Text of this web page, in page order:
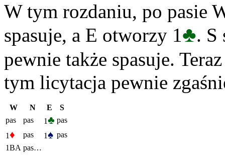
W tym rozdaniu, po pasie
spasuje, a E otworzy 1♣. S
pewnie także spasuje.
tym licytacja pewnie
W N E
S
pas
pas 1♣ pas
1♦ pas 1♠ pas
1BA pas…